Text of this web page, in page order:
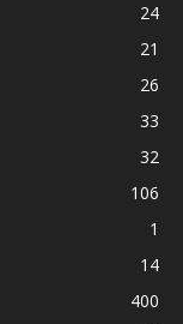
24
21
26
33
32
106
1
14
400